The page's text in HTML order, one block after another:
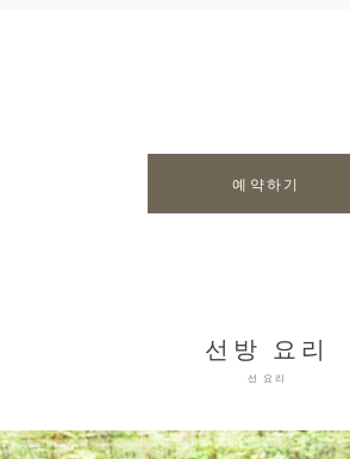
예약하기
선방 요리
선 요리